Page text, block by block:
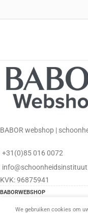
BABOR webshop |
+31(0)85 016 0072
KVK: 96875941
BABORWEBSHOP
We gebruiken cookies om